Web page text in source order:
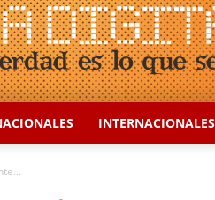
INTERNACIONALES